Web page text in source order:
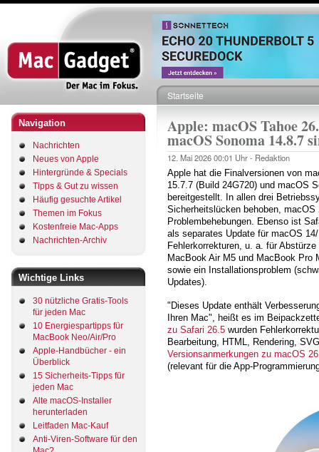
Direkt
zum
Inhalt
Navigation
Nachrichten
Neues von Apple
Hintergründe & Specials
Tipps & Gut zu wissen
Häufig gesuchte Artikel
Themen im Fokus
Kostenfreie Mac-Apps
Nachrichten-Archiv
Wichtige Links
30 nützliche Gratis-Tools
für jeden Mac
10 Energiespartipps für
MacBook Neo/Air/Pro
Apple-Handbücher - ein
Überblick
15 Sicherheits-Tipps für
jeden Mac
Alte macOS-Installer
herunterladen
Leitfaden Mac-Kauf
Anti-Viren-Software für den
Pfadnavigation
Startseite
Apple: macOS Tahoe
macOS Sonoma 14.8.7
12. Mai 202600:01 Uhr - Redaktion
Apple hat die Finalversionen von
15.7.7 (Build 24G720) und macOS
bereitgestellt. In allen drei
Sicherheitslücken behoben,
Problembehebungen. Ebenso ist
als separates Update für macOS
Fehlerkorrekturen, u. a. für
MacBook Air M5 und MacBook Pro
sowie ein Installationsproblem
Updates).
"Dieses Update enthält
Ihren Mac", heißt es im
zu Safari 26.5 wurden
Bearbeitung, HTML, Rendering,
Versionsanmerkungen zu macOS
(relevant für die App-